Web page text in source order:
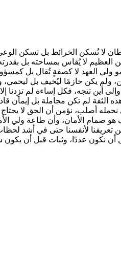
لا تُسكن الخرائط بل تسكن
لا يُقاس بمساحته بل
العهد لا كصفةٍ تُقال بل
ولم يكن حازمًا ليُخيف بل
تتجه، فكل إساءة لم تزِدنا
لم تكن مجاملة بل إيمان
أصلب، نؤمن أن الحق لا
هو صمام الأمان، وأن طاعة ولي
من تعريفنا لأنفسنا حتى في أشد
نكون عددًا، وثبات قبل أن يكون